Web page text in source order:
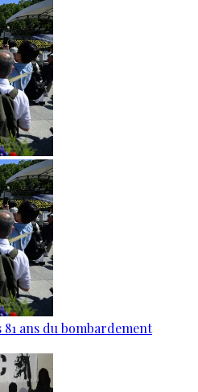
ans du bombardement